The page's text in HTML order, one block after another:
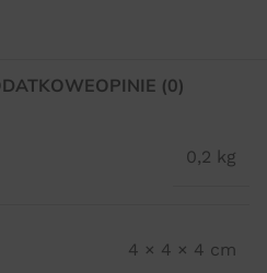
OPINIE (0)
0,2 kg
4 × 4 × 4 cm